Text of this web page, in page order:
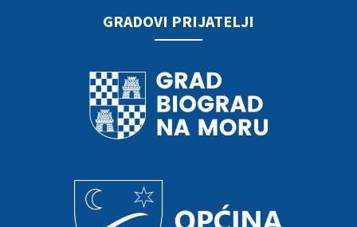
GRADOVI PRIJATELJI